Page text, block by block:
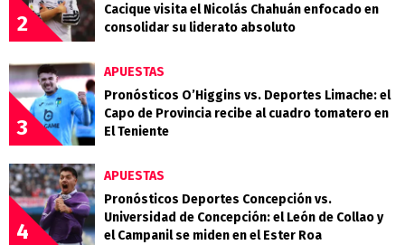
2
Cacique visita el Nicolás Chahuán enfocado en
consolidar su liderato absoluto
3
APUESTAS
Pronósticos O’Higgins vs. Deportes Limache: el
Capo de Provincia recibe al cuadro tomatero en
El Teniente
4
APUESTAS
Pronósticos Deportes Concepción vs.
Universidad de Concepción: el León de Collao y
el Campanil se miden en el Ester Roa